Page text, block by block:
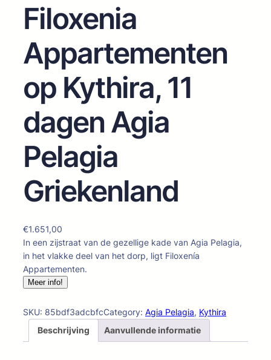
Filoxenia
Appartementen
op Kythira, 11
dagen Agia
Pelagia
Griekenland
€1.651,00
In een zijstraat van de gezellige kade van Agia Pelagia,
in het vlakke deel van het dorp, ligt Filoxenía
Appartementen.
Meer info!
SKU: 85bdf3adcbfcCategory: Agia Pelagia, Kythira
Beschrijving
Aanvullende informatie